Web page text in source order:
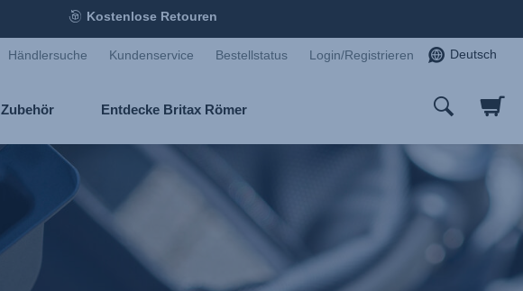
Kostenlose Retouren
Händlersuche Kundenservice Bestellstatus Login/Registrieren Deutsch
Zubehör Entdecke Britax Römer